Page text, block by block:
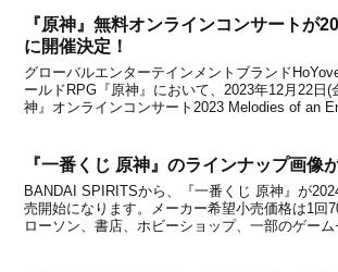
『原神』無料オンラインコンサートが
に開催決定！
グローバルエンターテインメントブランド
ールドRPG『原神』において、2023年12月22日(
神』オンラインコンサート2023 Melodies of an
『一番くじ 原神』のラインナップ画像
BANDAI SPIRITSから、『一番くじ 原神』が
売開始になります。メーカー希望小売価格は1回
ローソン、書店、ホビーショップ、一部のゲー